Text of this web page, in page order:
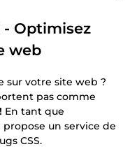
- Optimisez
web
sur votre site web ?
pas comme
En tant que
un service de
CSS.